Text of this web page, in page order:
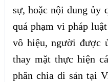
sự, hoặc nội dung ủy
quá phạm vi pháp
vô hiệu, người được
thay mặt thực hiện
phân chia di sản tại